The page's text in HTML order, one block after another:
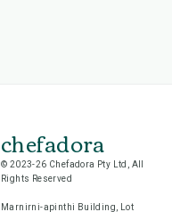
chefadora
© 2023-26 Chefadora Pty Ltd, All
Rights Reserved
Marnirni-apinthi Building, Lot